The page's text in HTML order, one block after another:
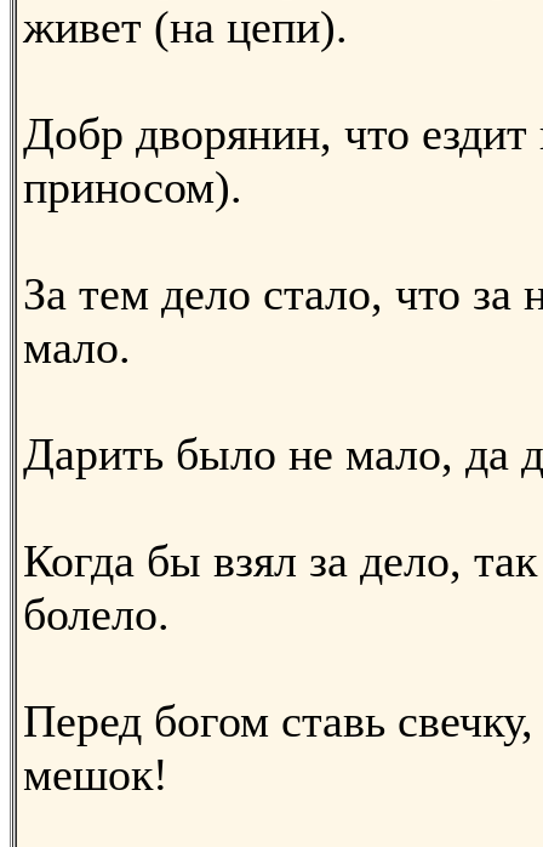
живет (на цепи).
Добр дворянин, что ездит
приносом).
За тем дело стало, что за
мало.
Дарить было не мало, да
Когда бы взял за дело,
болело.
Перед богом ставь
мешок!